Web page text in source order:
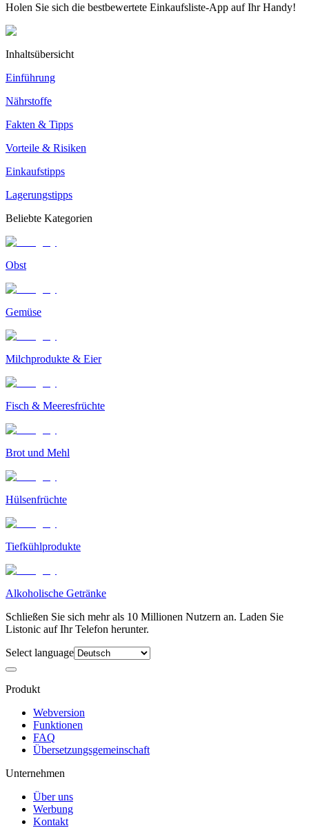
Holen Sie sich die bestbewertete Einkaufsliste-App auf Ihr Handy!
Inhaltsübersicht
Einführung
Nährstoffe
Fakten & Tipps
Vorteile & Risiken
Einkaufstipps
Lagerungstipps
Beliebte Kategorien
Obst
Gemüse
Milchprodukte & Eier
Fisch & Meeresfrüchte
Brot und Mehl
Hülsenfrüchte
Tiefkühlprodukte
Alkoholische Getränke
Schließen Sie sich mehr als 10 Millionen Nutzern an. Laden Sie
Listonic auf Ihr Telefon herunter.
Select language
Produkt
Webversion
Funktionen
FAQ
Übersetzungsgemeinschaft
Unternehmen
Über uns
Werbung
Kontakt